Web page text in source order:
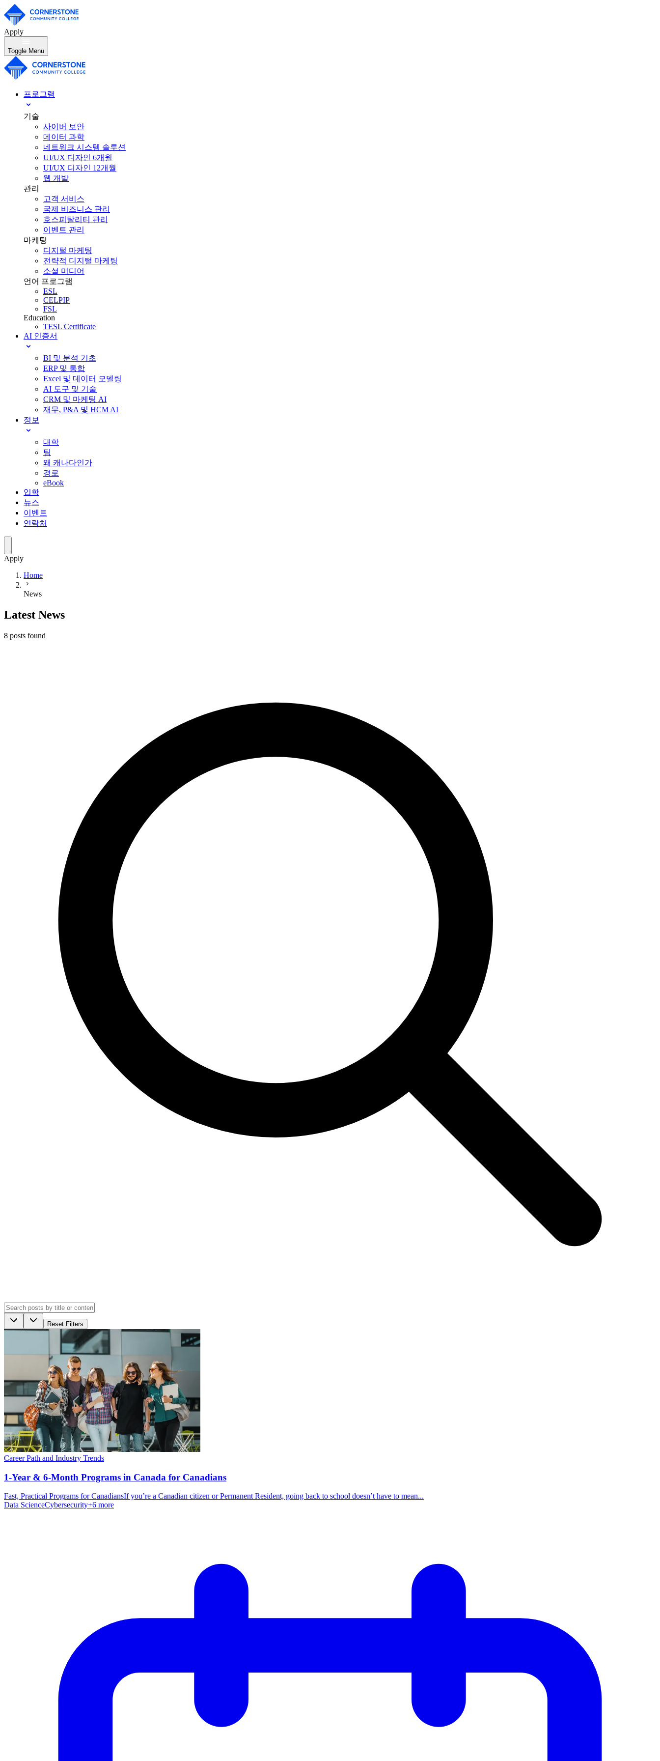
Apply
Toggle Menu
프로그램
기술
사이버 보안
데이터 과학
네트워크 시스템 솔루션
UI/UX 디자인 6개월
UI/UX 디자인 12개월
웹 개발
관리
고객 서비스
국제 비즈니스 관리
호스피탈리티 관리
이벤트 관리
마케팅
디지털 마케팅
전략적 디지털 마케팅
소셜 미디어
언어 프로그램
ESL
CELPIP
FSL
Education
TESL Certificate
AI 인증서
BI 및 분석 기초
ERP 및 통합
Excel 및 데이터 모델링
AI 도구 및 기술
CRM 및 마케팅 AI
재무, P&A 및 HCM AI
정보
대학
팀
왜 캐나다인가
경로
eBook
입학
뉴스
이벤트
연락처
Apply
Home
News
Latest News
8 posts found
Reset Filters
Career Path and Industry Trends
1-Year & 6-Month Programs in Canada for Canadians
Fast, Practical Programs for CanadiansIf you’re a Canadian citizen or Permanent Resident, going back to school doesn’t have to mean...
Data ScienceCybersecurity+6 more